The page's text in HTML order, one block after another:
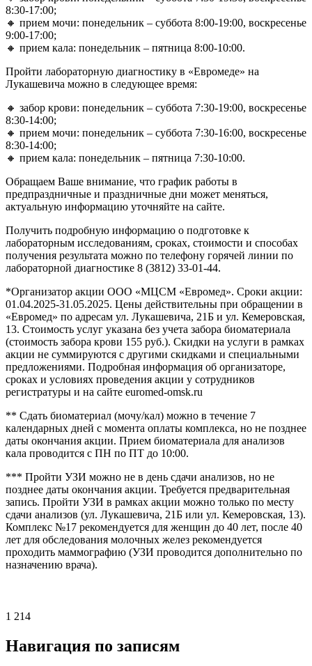
8:30-17:00;
🔸 прием мочи: понедельник – суббота 8:00-19:00, воскресенье
9:00-17:00;
🔸 прием кала: понедельник – пятница 8:00-10:00.
Пройти лабораторную диагностику в «Евромеде» на
Лукашевича можно в следующее время:
🔸 забор крови: понедельник – суббота 7:30-19:00, воскресенье
8:30-14:00;
🔸 прием мочи: понедельник – суббота 7:30-16:00, воскресенье
8:30-14:00;
🔸 прием кала: понедельник – пятница 7:30-10:00.
Обращаем Ваше внимание, что график работы в
предпраздничные и праздничные дни может меняться,
актуальную информацию уточняйте на сайте.
Получить подробную информацию о подготовке к
лабораторным исследованиям, сроках, стоимости и способах
получения результата можно по телефону горячей линии по
лабораторной диагностике 8 (3812) 33-01-44.
*Организатор акции ООО «МЦСМ «Евромед». Сроки акции:
01.04.2025-31.05.2025. Цены действительны при обращении в
«Евромед» по адресам ул. Лукашевича, 21Б и ул. Кемеровская,
13. Стоимость услуг указана без учета забора биоматериала
(стоимость забора крови 155 руб.). Скидки на услуги в рамках
акции не суммируются с другими скидками и специальными
предложениями. Подробная информация об организаторе,
сроках и условиях проведения акции у сотрудников
регистратуры и на сайте euromed-omsk.ru
** Сдать биоматериал (мочу/кал) можно в течение 7
календарных дней с момента оплаты комплекса, но не позднее
даты окончания акции. Прием биоматериала для анализов
кала проводится с ПН по ПТ до 10:00.
*** Пройти УЗИ можно не в день сдачи анализов, но не
позднее даты окончания акции. Требуется предварительная
запись. Пройти УЗИ в рамках акции можно только по месту
сдачи анализов (ул. Лукашевича, 21Б или ул. Кемеровская, 13).
Комплекс №17 рекомендуется для женщин до 40 лет, после 40
лет для обследования молочных желез рекомендуется
проходить маммографию (УЗИ проводится дополнительно по
назначению врача).
1 214
Навигация по записям